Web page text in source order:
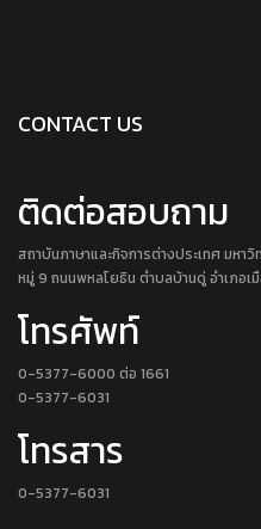
CONTACT US
ติดต่อสอบถาม
สถาบันภาษาและกิจการต่างประเทศ มหา
หมู่ 9 ถนนพหลโยธิน ตำบลบ้านดู่ อำเภอเ
โทรศัพท์
0-5377-6000 ต่อ 1661
0-5377-6031
โทรสาร
0-5377-6031